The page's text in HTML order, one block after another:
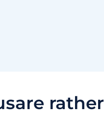
rather